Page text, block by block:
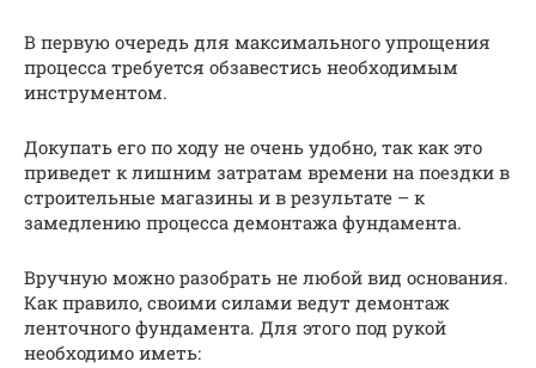
В первую очередь для максимального упрощения
процесса требуется обзавестись необходимым
инструментом.
Докупать его по ходу не очень удобно, так как это
приведет к лишним затратам времени на поездки в
строительные магазины и в результате – к
замедлению процесса демонтажа фундамента.
Вручную можно разобрать не любой вид основания.
Как правило, своими силами ведут демонтаж
ленточного фундамента. Для этого под рукой
необходимо иметь: